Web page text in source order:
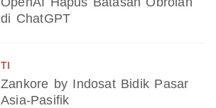
di ChatGPT
TI
Zankore by Indosat Bidik Pasar
Asia-Pasifik